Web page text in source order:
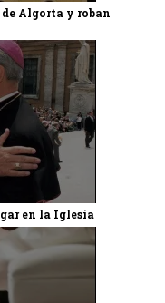
Algorta y roban
en la Iglesia